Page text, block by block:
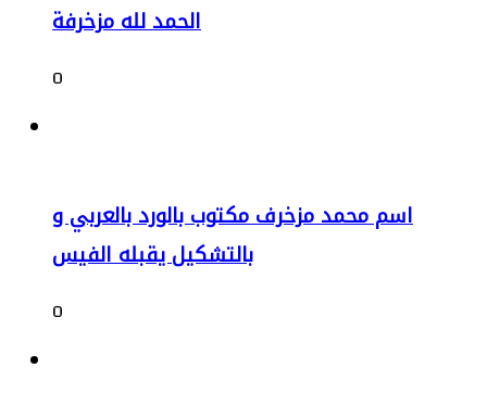
الحمد لله مزخرفة
0
اسم محمد مزخرف مكتوب بالورد بالعربي و
بالتشكيل يقبله الفيس
0